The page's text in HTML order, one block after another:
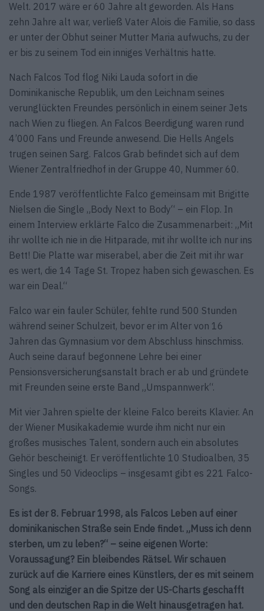
Welt. 2017 wäre er 60 Jahre alt geworden. Als Hans
zehn Jahre alt war, verließ Vater Alois die Familie, so dass
er unter der Obhut seiner Mutter Maria aufwuchs, zu der
er bis zu seinem Tod ein inniges Verhältnis hatte.
Nach Falcos Tod flog Niki Lauda sofort in die
Dominikanische Republik, um den Leichnam seines
verunglückten Freundes persönlich in einem seiner Jets
nach Wien zu fliegen. An Falcos Beerdigung waren rund
4’000 Fans und Freunde anwesend. Die Hells Angels
trugen seinen Sarg. Falcos Grab befindet sich auf dem
Wiener Zentralfriedhof in der Gruppe 40, Nummer 60.
Ende 1987 veröffentlichte Falco gemeinsam mit Brigitte
Nielsen die Single „Body Next to Body“ – ein Flop. In
einem Interview erklärte Falco die Zusammenarbeit: „Mit
ihr wollte ich nie in die Hitparade, mit ihr wollte ich nur ins
Bett! Die Platte war miserabel, aber die Zeit mit ihr war
es wert, die 14 Tage St. Tropez haben sich gewaschen. Es
war ein Deal.“
Falco war ein fauler Schüler, fehlte rund 500 Stunden
während seiner Schulzeit, bevor er im Alter von 16
Jahren das Gymnasium vor dem Abschluss hinschmiss.
Auch seine darauf begonnene Lehre bei einer
Pensionsversicherungsanstalt brach er ab und gründete
mit Freunden seine erste Band „Umspannwerk“.
Mit vier Jahren spielte der kleine Falco bereits Klavier. An
der Wiener Musikakademie wurde ihm nicht nur ein
großes musisches Talent, sondern auch ein absolutes
Gehör bescheinigt. Er veröffentlichte 10 Studioalben, 35
Singles und 50 Videoclips – insgesamt gibt es 221 Falco-
Songs.
Es ist der 8. Februar 1998, als Falcos Leben auf einer
dominikanischen Straße sein Ende findet. „Muss ich denn
sterben, um zu leben?“ – seine eigenen Worte:
Voraussagung? Ein bleibendes Rätsel. Wir schauen
zurück auf die Karriere eines Künstlers, der es mit seinem
Song als einziger an die Spitze der US-Charts geschafft
und den deutschen Rap in die Welt hinausgetragen hat.